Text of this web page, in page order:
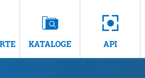
KATALOGE API